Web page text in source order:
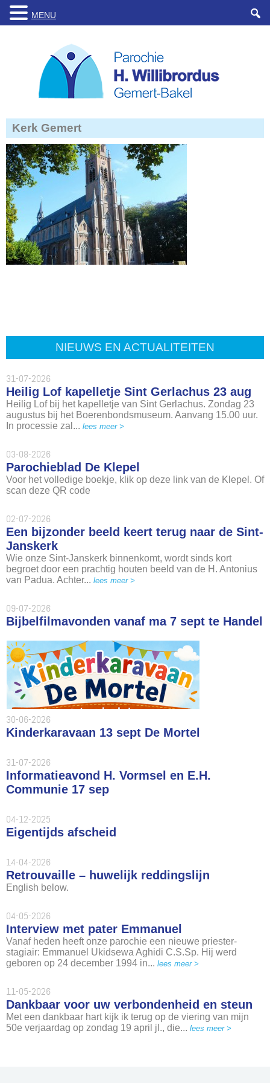
NIEUWS EN ACTUALITEITEN
31-07-2026
Heilig Lof kapelletje Sint Gerlachus 23 aug
Heilig Lof bij het kapelletje van Sint Gerlachus. Zondag 23
augustus bij het Boerenbondsmuseum. Aanvang 15.00 uur.
In processie zal... lees meer >
03-08-2026
Parochieblad De Klepel
Voor het volledige boekje, klik op deze link van de Klepel. Of
scan deze QR code
02-07-2026
Een bijzonder beeld keert terug naar de Sint-
Janskerk
Wie onze Sint-Janskerk binnenkomt, wordt sinds kort
begroet door een prachtig houten beeld van de H. Antonius
van Padua. Achter... lees meer >
09-07-2026
Bijbelfilmavonden vanaf ma 7 sept te Handel
30-06-2026
Kinderkaravaan 13 sept De Mortel
31-07-2026
Informatieavond H. Vormsel en E.H.
Communie 17 sep
04-12-2025
Eigentijds afscheid
14-04-2026
Retrouvaille – huwelijk reddingslijn
English below.
04-05-2026
Interview met pater Emmanuel
Vanaf heden heeft onze parochie een nieuwe priester-
stagiair: Emmanuel Ukidsewa Aghidi C.S.Sp. Hij werd
geboren op 24 december 1994 in... lees meer >
11-05-2026
Dankbaar voor uw verbondenheid en steun
Met een dankbaar hart kijk ik terug op de viering van mijn
50e verjaardag op zondag 19 april jl., die... lees meer >
Kerk Gemert
MENU